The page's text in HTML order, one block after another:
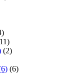
(2)
(6)